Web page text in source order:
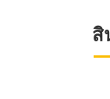
สิ